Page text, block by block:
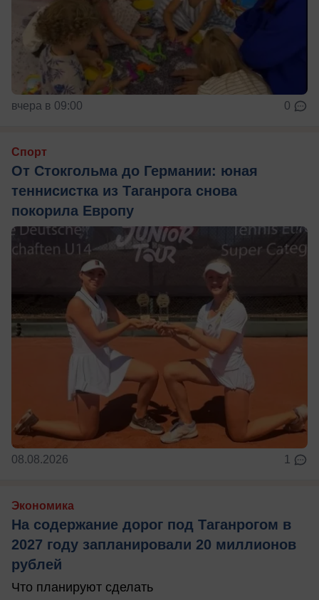
вчера в 09:00 0
Спорт
От Стокгольма до Германии: юная
теннисистка из Таганрога снова
покорила Европу
08.08.2026 1
Экономика
На содержание дорог под Таганрогом в
2027 году запланировали 20 миллионов
рублей
Что планируют сделать